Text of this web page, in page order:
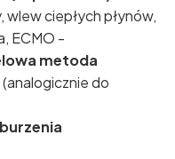
ciepłych płynów,
ECMO -
metoda
(analogicznie do